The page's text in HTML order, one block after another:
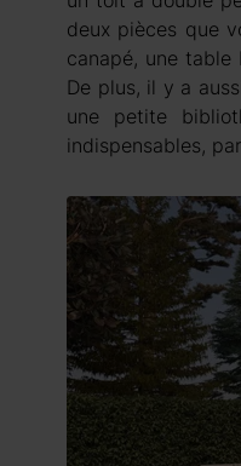
deux pièces que
canapé, une table
De plus, il y a
une petite
indispensables,